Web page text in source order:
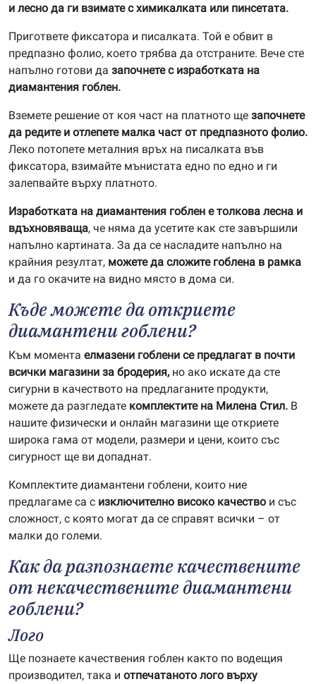
и лесно да ги взимате с химикалката или пинсетата.
Пригответе фиксатора и писалката. Той е обвит в
предпазно фолио, което трябва да отстраните. Вече сте
напълно готови да започнете с изработката на
диамантения гоблен.
Вземете решение от коя част на платното ще започнете
да редите и отлепете малка част от предпазното фолио.
Леко потопете металния връх на писалката във
фиксатора, взимайте мънистата едно по едно и ги
залепвайте върху платното.
Изработката на диамантения гоблен е толкова лесна и
вдъхновяваща, че няма да усетите как сте завършили
напълно картината. За да се насладите напълно на
крайния резултат, можете да сложите гоблена в рамка
и да го окачите на видно място в дома си.
Къде можете да откриете
диамантени гоблени?
Към момента елмазени гоблени се предлагат в почти
всички магазини за бродерия, но ако искате да сте
сигурни в качеството на предлаганите продукти,
можете да разгледате комплектите на Милена Стил. В
нашите физически и онлайн магазини ще откриете
широка гама от модели, размери и цени, които със
сигурност ще ви допаднат.
Комплектите диамантени гоблени, които ние
предлагаме са с изключително високо качество и със
сложност, с която могат да се справят всички – от
малки до големи.
Как да разпознаете качествените
от некачествените диамантени
гоблени?
Лого
Ще познаете качествения гоблен както по водещия
производител, така и отпечатаното лого върху